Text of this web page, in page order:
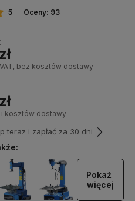
5 Oceny: 93
bez kosztów dostawy
i kosztów dostawy
teraz i zapłać za 30 dni
Pokaż
więcej